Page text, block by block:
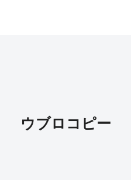
ウブロコピー